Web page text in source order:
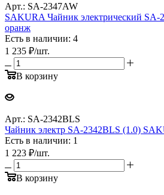
Арт.: SA-2347AW
SAKURA Чайник электрический SA-
оранж
Есть в наличии: 4
1 235 ₽/шт.
В корзину
Арт.: SA-2342BLS
Чайник электр SA-2342BLS (1.0)
Есть в наличии: 1
1 223 ₽/шт.
В корзину